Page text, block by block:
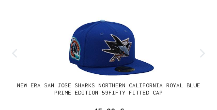
NEW ERA SAN JOSE SHARKS NORTHERN CALIFORNIA ROYAL BLUE
PRIME EDITION 59FIFTY FITTED CAP